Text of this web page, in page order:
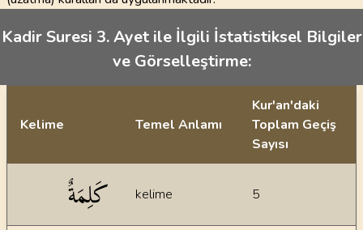
Kadir Suresi 3. Ayet ile İlgili İstatistiksel Bilgiler
ve Görselleştirme:
Kelime Temel Anlamı
Kur'an'daki
Toplam Geçiş
Sayısı
كَلِمَةٌ kelime 5